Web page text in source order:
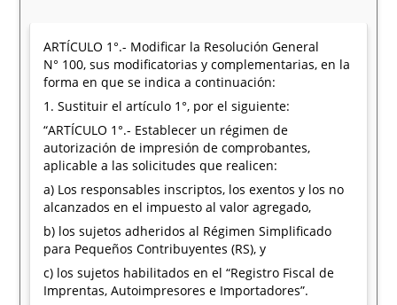
ARTÍCULO 1°.- Modificar la Resolución General
N° 100, sus modificatorias y complementarias, en la
forma en que se indica a continuación:
1. Sustituir el artículo 1°, por el siguiente:
“ARTÍCULO 1°.- Establecer un régimen de
autorización de impresión de comprobantes,
aplicable a las solicitudes que realicen:
a) Los responsables inscriptos, los exentos y los no
alcanzados en el impuesto al valor agregado,
b) los sujetos adheridos al Régimen Simplificado
para Pequeños Contribuyentes (RS), y
c) los sujetos habilitados en el “Registro Fiscal de
Imprentas, Autoimpresores e Importadores”.